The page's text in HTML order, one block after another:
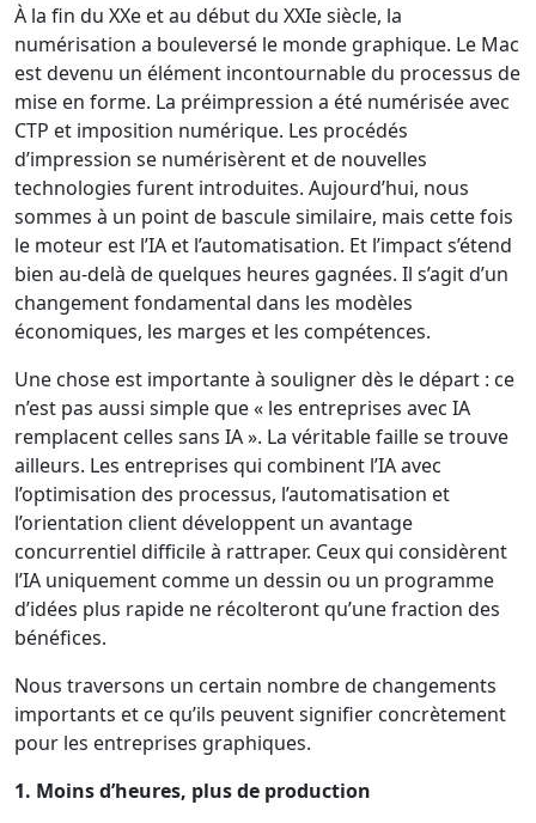
À la fin du XXe et au début du XXIe siècle, la
numérisation a bouleversé le monde graphique. Le Mac
est devenu un élément incontournable du processus de
mise en forme. La préimpression a été numérisée avec
CTP et imposition numérique. Les procédés
d’impression se numérisèrent et de nouvelles
technologies furent introduites. Aujourd’hui, nous
sommes à un point de bascule similaire, mais cette fois
le moteur est l’IA et l’automatisation. Et l’impact s’étend
bien au-delà de quelques heures gagnées. Il s’agit d’un
changement fondamental dans les modèles
économiques, les marges et les compétences.
Une chose est importante à souligner dès le départ : ce
n’est pas aussi simple que « les entreprises avec IA
remplacent celles sans IA ». La véritable faille se trouve
ailleurs. Les entreprises qui combinent l’IA avec
l’optimisation des processus, l’automatisation et
l’orientation client développent un avantage
concurrentiel difficile à rattraper. Ceux qui considèrent
l’IA uniquement comme un dessin ou un programme
d’idées plus rapide ne récolteront qu’une fraction des
bénéfices.
Nous traversons un certain nombre de changements
importants et ce qu’ils peuvent signifier concrètement
pour les entreprises graphiques.
1. Moins d’heures, plus de production